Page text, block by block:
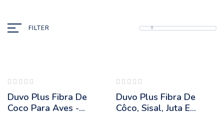
FILTER
Duvo Plus Fibra De
Coco Para Aves -
Duvo Plus Fibra De
Côco, Sisal, Juta E